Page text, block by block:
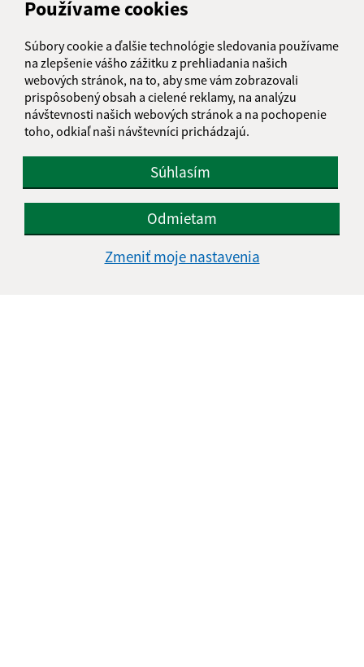
Používame cookies
Súbory cookie a ďalšie technológie sledovania používame
na zlepšenie vášho zážitku z prehliadania našich
webových stránok, na to, aby sme vám zobrazovali
prispôsobený obsah a cielené reklamy, na analýzu
návštevnosti našich webových stránok a na pochopenie
toho, odkiaľ naši návštevníci prichádzajú.
Súhlasím
Odmietam
Zmeniť moje nastavenia